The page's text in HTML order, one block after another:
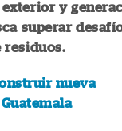
y
superar
nueva